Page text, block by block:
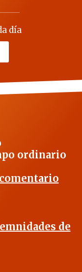
día
ordinario
de